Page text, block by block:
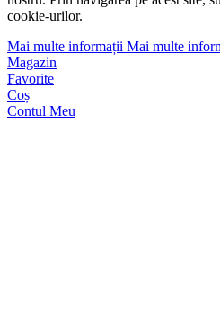
cookie-urilor.
Mai multe informații Mai multe
Magazin
Favorite
Coș
Contul Meu